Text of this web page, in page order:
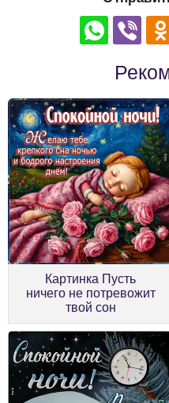
Картинка Пусть
ничего не потревожит
твой сон